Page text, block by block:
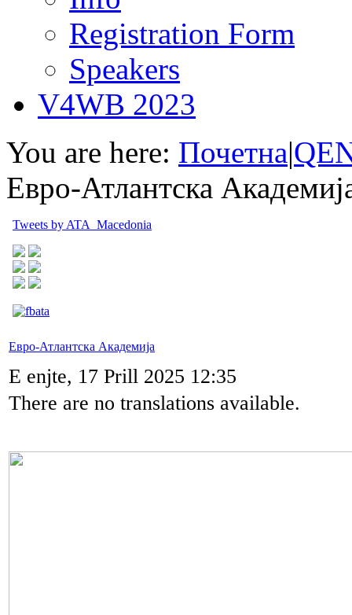
Registration Form
Speakers
V4WB 2023
You are here: Почетна|
Евро-Атлантска
Tweets by ATA_Macedonia
Евро-Атлантска Академија
E enjte, 17 Prill 2025 12:35
There are no translations available.